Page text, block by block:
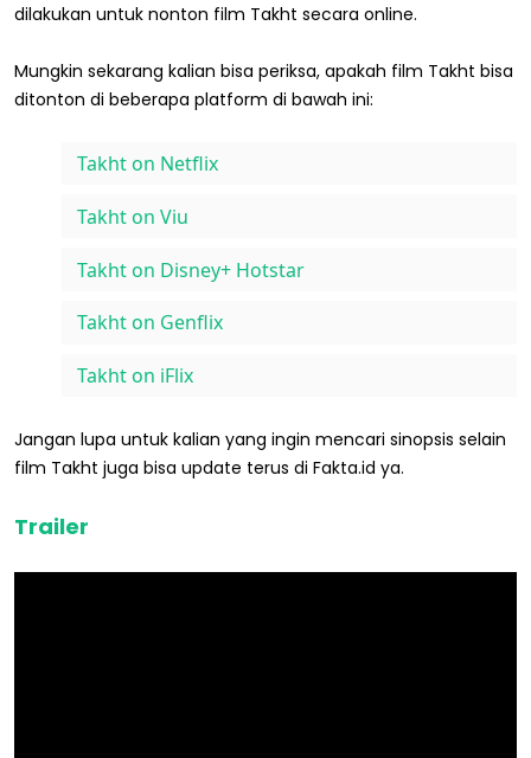
dilakukan untuk nonton film Takht secara online.
Mungkin sekarang kalian bisa periksa, apakah film Takht bisa
ditonton di beberapa platform di bawah ini:
Takht on Netflix
Takht on Viu
Takht on Disney+ Hotstar
Takht on Genflix
Takht on iFlix
Jangan lupa untuk kalian yang ingin mencari sinopsis selain
film Takht juga bisa update terus di Fakta.id ya.
Trailer